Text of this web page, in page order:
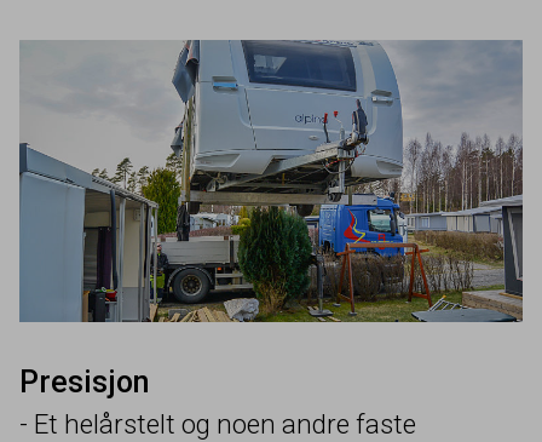
Presisjon
- Et helårstelt og noen andre faste